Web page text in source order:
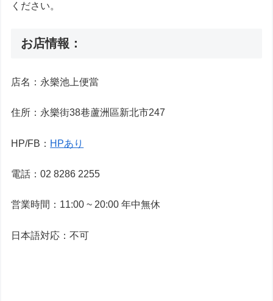
ください。
お店情報：
店名：永樂池上便當
住所：永樂街38巷蘆洲區新北市247
HP/FB： HPあり
電話：02 8286 2255
営業時間：11:00 ~ 20:00 年中無休
日本語対応：不可